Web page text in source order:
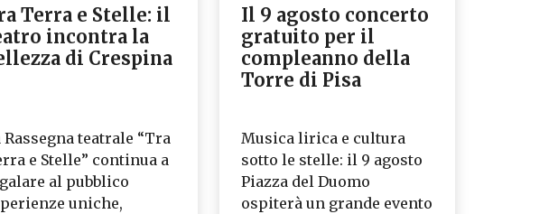
Terra e Stelle: il
incontra la
di Crespina
Rassegna teatrale “Tra
e Stelle” continua a
al pubblico
uniche,
Il 9 agosto concerto
gratuito per il
compleanno della
Torre di Pisa
Musica lirica e cultura
sotto le stelle: il 9 agosto
Piazza del Duomo
ospiterà un grande evento